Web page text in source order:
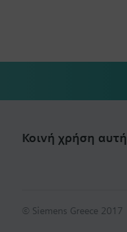
Κοινή χρήση
© Siemens Greece 2017